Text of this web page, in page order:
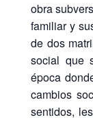
obra
familiar y
de dos
social que
época
cambios
sentidos,